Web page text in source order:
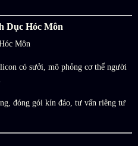
Dục Hóc Môn
Môn
có sưởi, mô phỏng cơ thể người
đóng gói kín đáo, tư vấn riêng tư